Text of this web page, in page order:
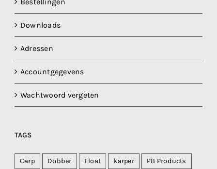
Downloads
Adressen
Accountgegevens
Wachtwoord vergeten
TAGS
Carp Dobber Float karper PB Products